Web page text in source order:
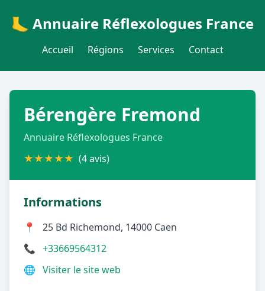
🦶 Annuaire Réflexologues France
Accueil Régions Services Contact
Bérengère Fremond
Annuaire Réflexologues France
★★★★★ (4 avis)
Informations
📍
25 Bd Richemond, 14000 Caen
📞 +33669564312
🌐 Visiter le site web